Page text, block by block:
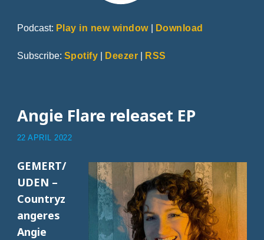
Podcast: Play in new window| Download
Subscribe: Spotify | Deezer | RSS
Angie Flare releaset EP
22 APRIL 2022
GEMERT/
UDEN –
Countryz
angeres
Angie